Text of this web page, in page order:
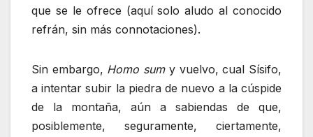
que se le ofrece (aquí solo aludo al conocido
refrán, sin más connotaciones).
Sin embargo, Homo sumy vuelvo, cual Sísifo,
a intentar subir la piedra de nuevo a la cúspide
de la montaña, aún a sabiendas de que,
posiblemente, seguramente, ciertamente,